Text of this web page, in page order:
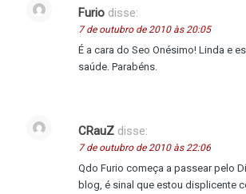
Furio disse:
7 de outubro de 2010 às 20:05
É a cara do Seo Onésimo! Linda e
saúde. Parabéns.
CRauZ disse:
7 de outubro de 2010 às 22:06
Qdo Furio começa a passear pelo
blog, é sinal que estou displicente